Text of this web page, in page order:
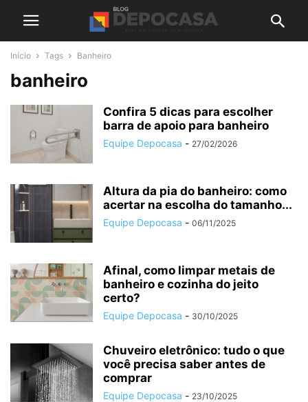
Início Tags Banheiro
banheiro
Confira 5 dicas para escolher
barra de apoio para banheiro
Equipe Depocasa - 27/02/2026
Altura da pia do banheiro: como
acertar na escolha do tamanho...
Equipe Depocasa - 06/11/2025
Afinal, como limpar metais de
banheiro e cozinha do jeito
certo?
Equipe Depocasa - 30/10/2025
Chuveiro eletrônico: tudo o que
você precisa saber antes de
comprar
Equipe Depocasa - 23/10/2025